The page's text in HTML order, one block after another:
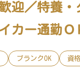
迎／特養
カー通勤Ｏ
ブランクOK 資